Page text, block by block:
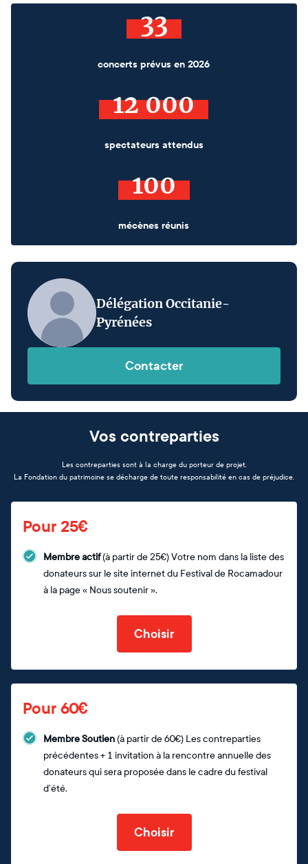
33
concerts prévus en 2026
12 000
spectateurs attendus
100
mécènes réunis
Délégation Occitanie-
Pyrénées
Contacter
Vos contreparties
Les contreparties sont à la charge du porteur de projet.
La Fondation du patrimoine se décharge de toute responsabilité en cas de préjudice.
Pour 25€
Membre actif(à partir de 25€) Votre nom dans la liste des
donateurs sur le site internet du Festival de Rocamadour
à la page « Nous soutenir ».
Choisir
Pour 60€
Membre Soutien(à partir de 60€) Les contreparties
précédentes + 1 invitation à la rencontre annuelle des
donateurs qui sera proposée dans le cadre du festival
d’été.
Choisir